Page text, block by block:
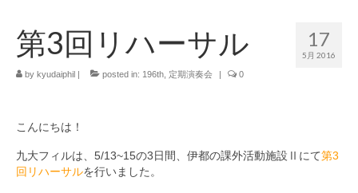
演奏会情報
卒業記念演奏会2027
ご寄付のお願い
17
5月 2016
第3回リハーサル
by kyudaiphil posted in: 196th 定期演奏会 0
こんにちは！
九大フィルは、5/13~15の3日間、伊都の課外活動施設Ⅱにて第3
回リハーサルを行いました。